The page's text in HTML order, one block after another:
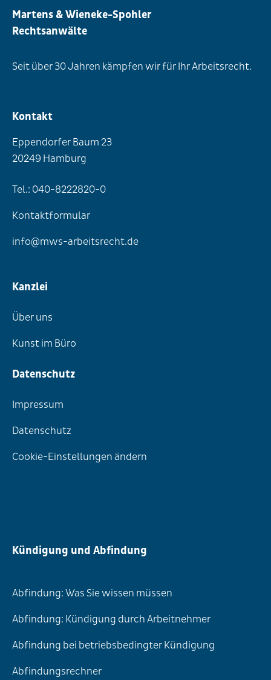
Martens & Wieneke-Spohler
Rechtsanwälte
Seit über 30 Jahren kämpfen wir für Ihr Arbeitsrecht.
Kontakt
Eppendorfer Baum 23
20249 Hamburg
Tel.: 040-8222820-0
Kontaktformular
info@mws-arbeitsrecht.de
Kanzlei
Über uns
Kunst im Büro
Datenschutz
Impressum
Datenschutz
Cookie-Einstellungen ändern
Kündigung und Abfindung
Abfindung: Was Sie wissen müssen
Abfindung: Kündigung durch Arbeitnehmer
Abfindung bei betriebsbedingter Kündigung
Abfindungsrechner